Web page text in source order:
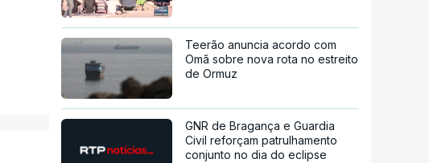
Teerão anuncia acordo com
Omã sobre nova rota no estreito
de Ormuz
GNR de Bragança e Guardia
Civil reforçam patrulhamento
conjunto no dia do eclipse